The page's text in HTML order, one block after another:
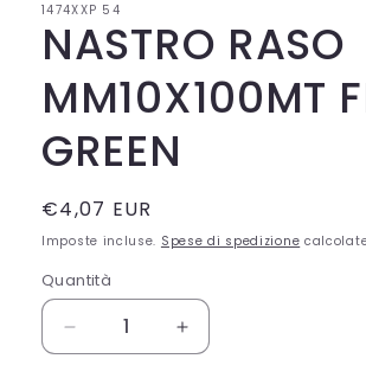
finestra
modale
1474XXP 54
NASTRO RASO
MM10X100MT
GREEN
Prezzo
di
€4,07 EUR
Imposte incluse. Spese di spedizione
Quantità
Quantità
Diminuisci
quantità
Aumenta
quantità